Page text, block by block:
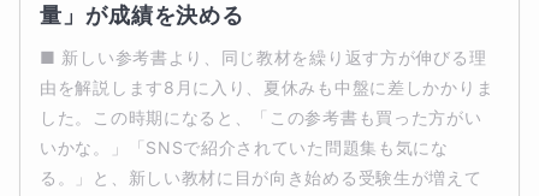
量」が成績を決める
■ 新しい参考書より、同じ教材を繰り返す方が伸びる理
由を解説します8月に入り、夏休みも中盤に差しかかりま
した。この時期になると、「この参考書も買った方がい
いかな。」「SNSで紹介されていた問題集も気にな
る。」と、新しい教材に目が向き始める受験生が増えて